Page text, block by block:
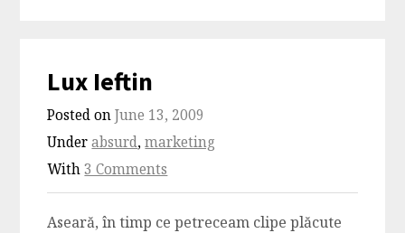
Lux Ieftin
Posted onJune 13, 2009
Underabsurd,marketing
With3 Comments
Aseară, în timp ce petreceam clipe plăcute